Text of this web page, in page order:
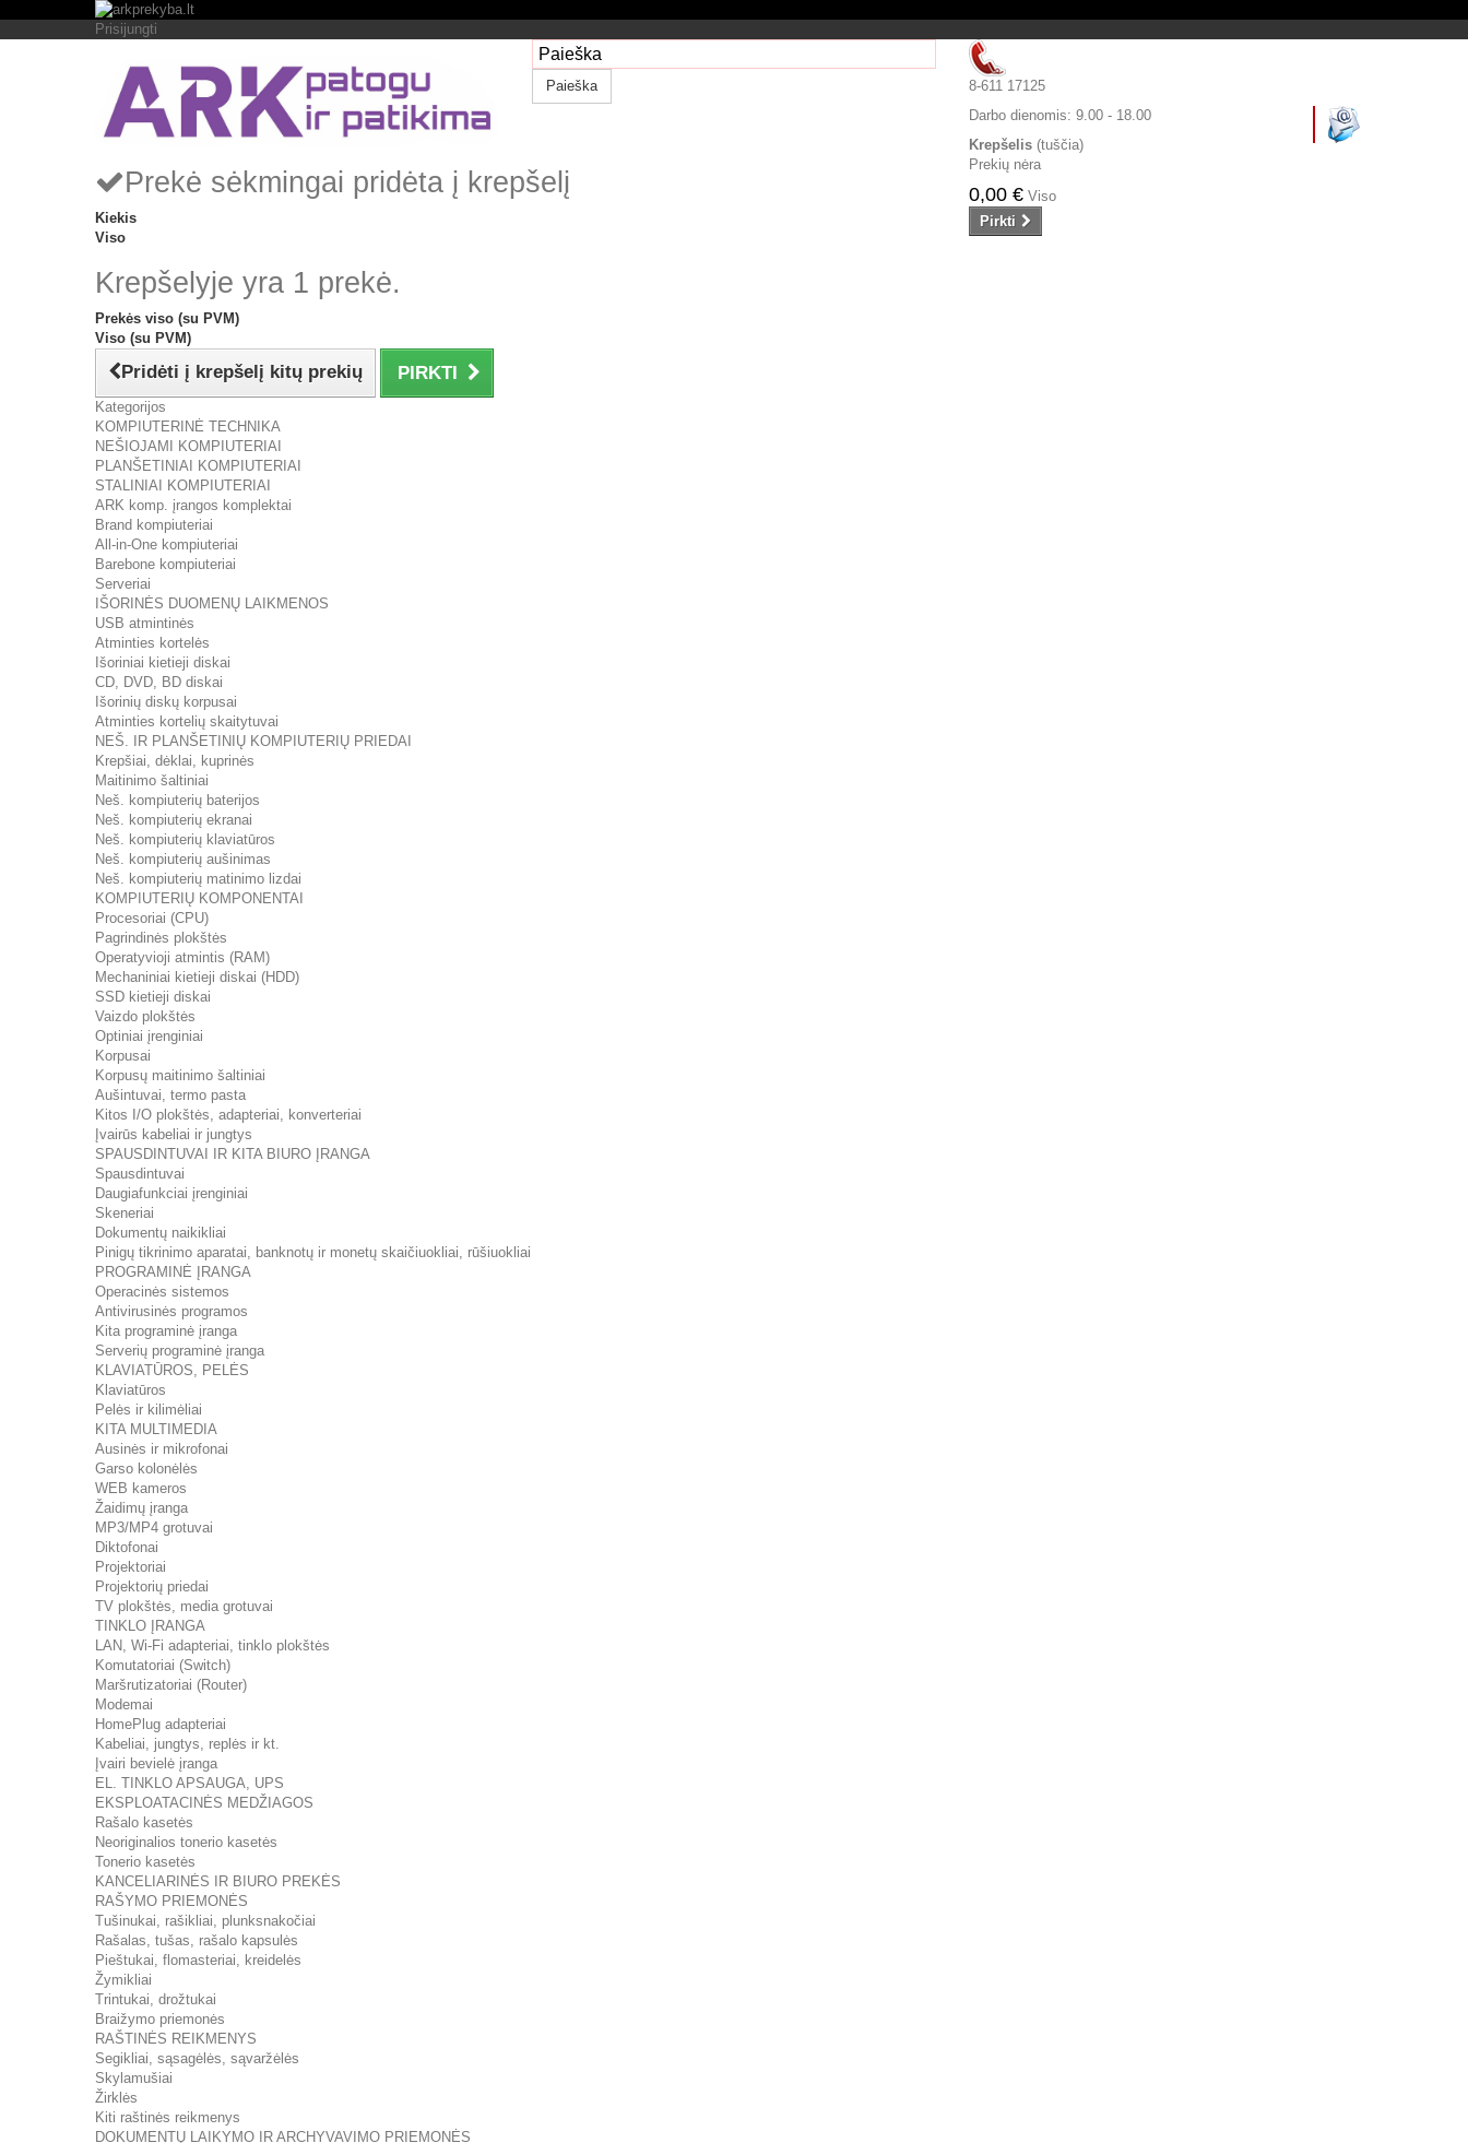
Prisijungti
Paieška
8-611 17125
Darbo dienomis:9.00 - 18.00
Krepšelis (tuščia)
Prekių nėra
0,00 € Viso
Pirkti
Prekė sėkmingai pridėta į krepšelį
Kiekis
Viso
Krepšelyje yra 1 prekė.
Prekės viso (su PVM)
Viso (su PVM)
Pridėti į krepšelį kitų prekių PIRKTI
Kategorijos
KOMPIUTERINĖ TECHNIKA
NEŠIOJAMI KOMPIUTERIAI
PLANŠETINIAI KOMPIUTERIAI
STALINIAI KOMPIUTERIAI
ARK komp. įrangos komplektai
Brand kompiuteriai
All-in-One kompiuteriai
Barebone kompiuteriai
Serveriai
IŠORINĖS DUOMENŲ LAIKMENOS
USB atmintinės
Atminties kortelės
Išoriniai kietieji diskai
CD, DVD, BD diskai
Išorinių diskų korpusai
Atminties kortelių skaitytuvai
NEŠ. IR PLANŠETINIŲ KOMPIUTERIŲ PRIEDAI
Krepšiai, dėklai, kuprinės
Maitinimo šaltiniai
Neš. kompiuterių baterijos
Neš. kompiuterių ekranai
Neš. kompiuterių klaviatūros
Neš. kompiuterių aušinimas
Neš. kompiuterių matinimo lizdai
KOMPIUTERIŲ KOMPONENTAI
Procesoriai (CPU)
Pagrindinės plokštės
Operatyvioji atmintis (RAM)
Mechaniniai kietieji diskai (HDD)
SSD kietieji diskai
Vaizdo plokštės
Optiniai įrenginiai
Korpusai
Korpusų maitinimo šaltiniai
Aušintuvai, termo pasta
Kitos I/O plokštės, adapteriai, konverteriai
Įvairūs kabeliai ir jungtys
SPAUSDINTUVAI IR KITA BIURO ĮRANGA
Spausdintuvai
Daugiafunkciai įrenginiai
Skeneriai
Dokumentų naikikliai
Pinigų tikrinimo aparatai, banknotų ir monetų skaičiuokliai, rūšiuokliai
PROGRAMINĖ ĮRANGA
Operacinės sistemos
Antivirusinės programos
Kita programinė įranga
Serverių programinė įranga
KLAVIATŪROS, PELĖS
Klaviatūros
Pelės ir kilimėliai
KITA MULTIMEDIA
Ausinės ir mikrofonai
Garso kolonėlės
WEB kameros
Žaidimų įranga
MP3/MP4 grotuvai
Diktofonai
Projektoriai
Projektorių priedai
TV plokštės, media grotuvai
TINKLO ĮRANGA
LAN, Wi-Fi adapteriai, tinklo plokštės
Komutatoriai (Switch)
Maršrutizatoriai (Router)
Modemai
HomePlug adapteriai
Kabeliai, jungtys, replės ir kt.
Įvairi bevielė įranga
EL. TINKLO APSAUGA, UPS
EKSPLOATACINĖS MEDŽIAGOS
Rašalo kasetės
Neoriginalios tonerio kasetės
Tonerio kasetės
KANCELIARINĖS IR BIURO PREKĖS
RAŠYMO PRIEMONĖS
Tušinukai, rašikliai, plunksnakočiai
Rašalas, tušas, rašalo kapsulės
Pieštukai, flomasteriai, kreidelės
Žymikliai
Trintukai, drožtukai
Braižymo priemonės
RAŠTINĖS REIKMENYS
Segikliai, sąsagėlės, sąvaržėlės
Skylamušiai
Žirklės
Kiti raštinės reikmenys
DOKUMENTŲ LAIKYMO IR ARCHYVAVIMO PRIEMONĖS